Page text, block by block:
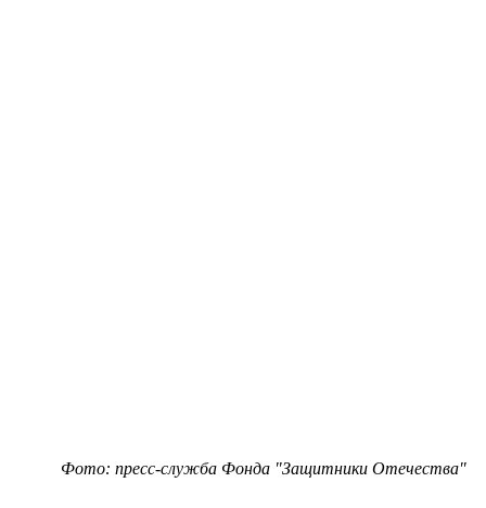
Фото: пресс-служба Фонда "Защитники Отечества"